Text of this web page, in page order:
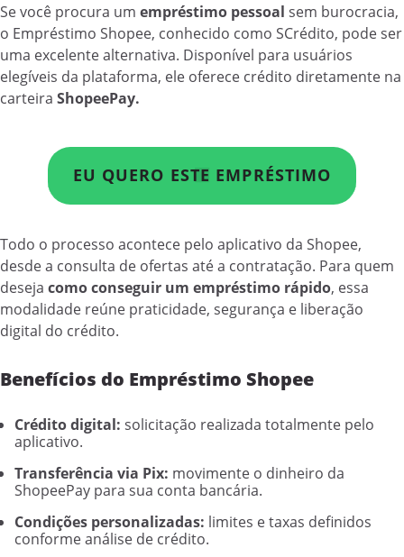
Se você procura um empréstimo pessoal sem burocracia,
o Empréstimo Shopee, conhecido como SCrédito, pode ser
uma excelente alternativa. Disponível para usuários
elegíveis da plataforma, ele oferece crédito diretamente na
carteira ShopeePay.
EU QUERO ESTE EMPRÉSTIMO
Todo o processo acontece pelo aplicativo da Shopee,
desde a consulta de ofertas até a contratação. Para quem
deseja como conseguir um empréstimo rápido, essa
modalidade reúne praticidade, segurança e liberação
digital do crédito.
Benefícios do Empréstimo Shopee
Crédito digital: solicitação realizada totalmente pelo
aplicativo.
Transferência via Pix: movimente o dinheiro da
ShopeePay para sua conta bancária.
Condições personalizadas: limites e taxas definidos
conforme análise de crédito.